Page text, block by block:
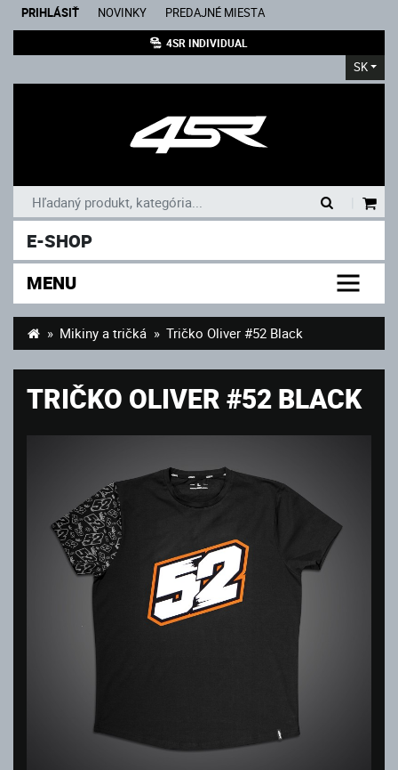
PRIHLÁSIŤ NOVINKY PREDAJNÉ MIESTA
4SR INDIVIDUAL
SK
E-SHOP
MENU
Mikiny a tričká Tričko Oliver #52 Black
TRIČKO OLIVER #52 BLACK